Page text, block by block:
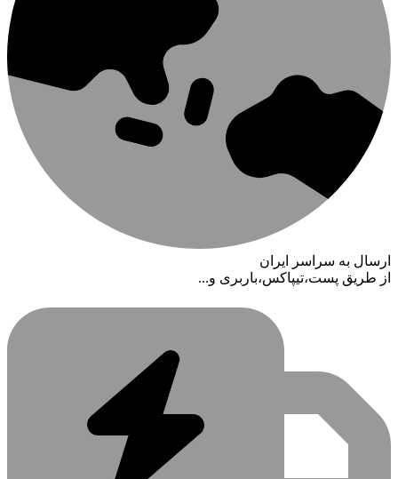
ارسال به سراسر ایران
از طریق پست،تیپاکس،باربری و...